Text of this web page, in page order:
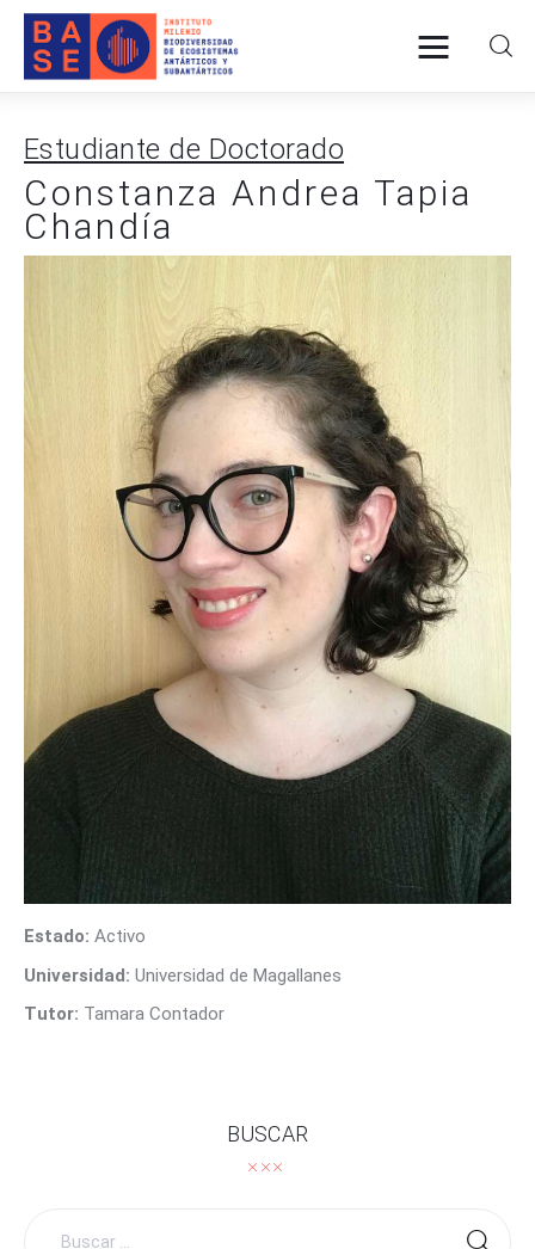
SOMOS
INVESTIGACIÓN
PUBLICACIONES
COLABORACIÓN
COMUNICACIONES
CONTACTO
Estudiante de Doctorado
Constanza Andrea Tapia
Chandía
Estado: Activo
Universidad: Universidad de Magallanes
Tutor: Tamara Contador
BUSCAR